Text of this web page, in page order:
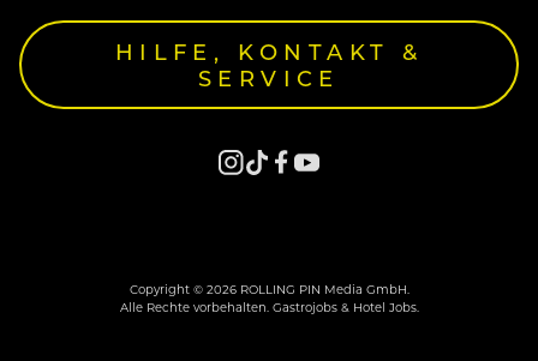
HILFE, KONTAKT &
SERVICE
Copyright © 2026 ROLLING PIN Media GmbH.
Alle Rechte vorbehalten. Gastrojobs & Hotel Jobs.